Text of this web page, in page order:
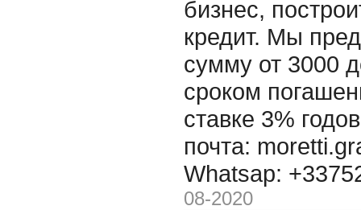
бизнес,
кредит. Мы
сумму от 3000
сроком
ставке 3%
почта:
Whatsap:
08-2020